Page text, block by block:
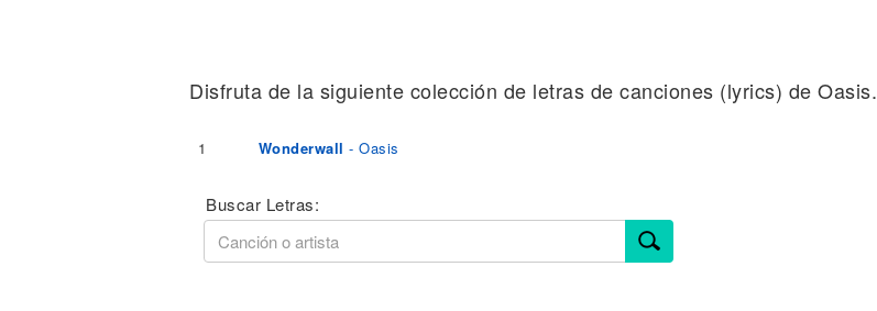
Disfruta de la siguiente colección de letras de canciones (lyrics) de Oasis.
1 Wonderwall- Oasis
Buscar Letras: